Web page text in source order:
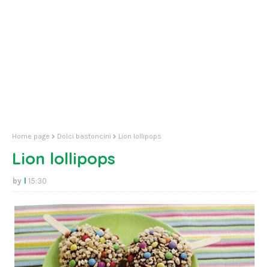
Home page Dolci bastoncini Lion lollipops
Lion lollipops
15:30